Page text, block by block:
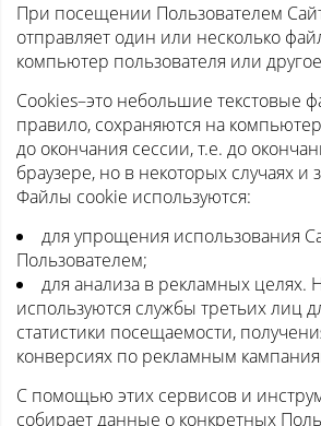
При посещении Пользователем
отправляет один или несколько
компьютер пользователя или
Cookies–это небольшие текстовые
правило, сохраняются на
до окончания сессии, т.е. до
браузере, но в некоторых случаях и
Файлы cookie используются:
для упрощения использования
Пользователем;
для анализа в рекламных целях.
используются службы третьих лиц
статистики посещаемости,
конверсиях по рекламным
С помощью этих сервисов и
собирает данные о конкретных